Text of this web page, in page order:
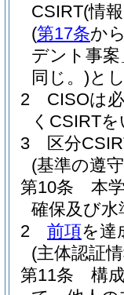
CSIRT(情
(第17条か
デント事
同じ。)と
2
CISOは
くCSIRT
3
区分
(基準の遵
第10条
本
確保及び
2
前項を達
(主体認証
第11条
構